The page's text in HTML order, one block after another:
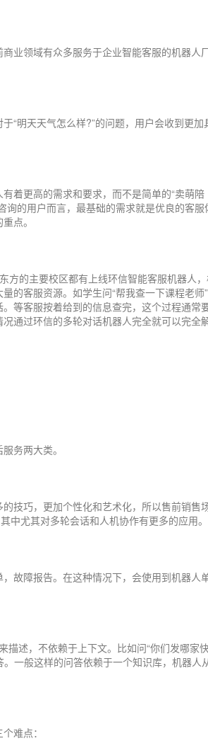
业领域有众多服务于企业智能客服的机器人
“明天天气怎么样?”的问题，用户会收到更加
着更高的需求和要求，而不是简单的“卖萌陪
询的用户而言，最基础的需求就是优良的客服
点。
方的主要校区都有上线环信智能客服机器人
的客服资源。如学生问“帮我查一下课程老师”
等客服按着给到的信息查完，这个过程通常
通过环信的多轮对话机器人完全就可以完全
务两大类。
技巧，更加个性化和艺术化，所以售前销售
中尤其对多轮会话和人机协作有更多的应用。
故障报告。在这种情况下，会使用到机器人
述，不依赖于上下文。比如问“你们发哪家
一般这样的问答依赖于一个知识库，机器人
难点：
讯云